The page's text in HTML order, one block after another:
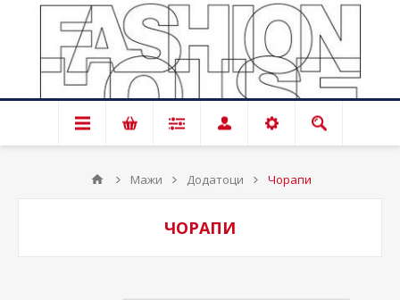
Мажи Додатоци Чорапи
ЧОРАПИ